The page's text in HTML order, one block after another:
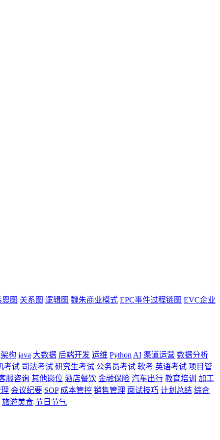
恩图 关系图 逻辑图 魏朱商业模式 EPC事件过程链图 EVC企业
架构 java 大数据 后端开发 运维 Python AI 渠道运营 数据分析
考试 司法考试 研究生考试 公务员考试 软考 英语考试 项目管
服咨询 其他岗位 酒店餐饮 金融保险 汽车出行 教育培训
加工
会议纪要 SOP 成本管控 销售管理 面试技巧 计划总结 综合
旅游美食 节日节气